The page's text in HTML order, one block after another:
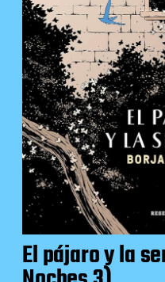
El pájaro y la